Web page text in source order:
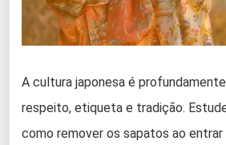
A cultura japonesa é
respeito, etiqueta e tradição.
como remover os sapatos ao entrar